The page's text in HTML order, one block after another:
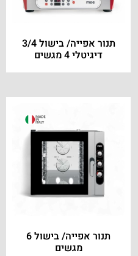
תנור אפייה/ בישול 3/4
דיגיטלי 4 מגשים
תנור אפייה/ בישול 6
מגשים